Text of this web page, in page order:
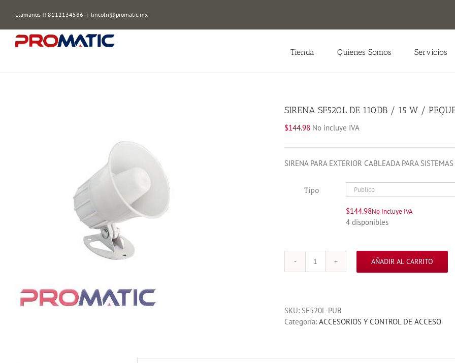
content
Llamanos !! 8112134586 | lincoln@promatic.mx
Tienda Quienes Somos Servicios
SIRENA SF520L DE 110DB / 15 W /
$144.98 No incluye IVA
SIRENA PARA EXTERIOR CABLEADA PARA
Tipo
$144.98No Incluye IVA
4 disponibles
SIRENA
/
15
AÑADIR AL CARRITO
SKU: SF520L-PUB
Categoría: ACCESORIOS Y CONTROL DE ACCESO